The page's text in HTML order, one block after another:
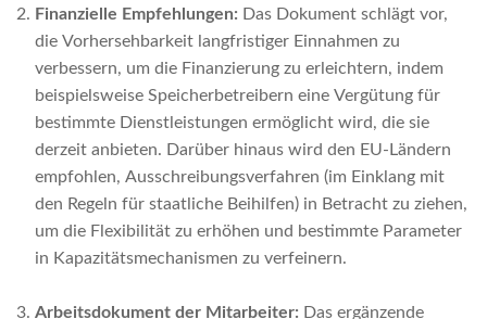
Finanzielle Empfehlungen: Das Dokument schlägt vor,
die Vorhersehbarkeit langfristiger Einnahmen zu
verbessern, um die Finanzierung zu erleichtern, indem
beispielsweise Speicherbetreibern eine Vergütung für
bestimmte Dienstleistungen ermöglicht wird, die sie
derzeit anbieten. Darüber hinaus wird den EU-Ländern
empfohlen, Ausschreibungsverfahren (im Einklang mit
den Regeln für staatliche Beihilfen) in Betracht zu ziehen,
um die Flexibilität zu erhöhen und bestimmte Parameter
in Kapazitätsmechanismen zu verfeinern.
Arbeitsdokument der Mitarbeiter: Das ergänzende